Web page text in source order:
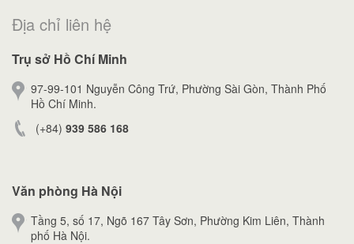
Địa chỉ liên hệ
Trụ sở Hồ Chí Minh
97-99-101 Nguyễn Công Trứ, Phường Sài Gòn, Thành Phố
Hồ Chí Minh.
(+84) 939 586 168
Văn phòng Hà Nội
Tầng 5, số 17, Ngõ 167 Tây Sơn, Phường Kim Liên, Thành
phố Hà Nội.